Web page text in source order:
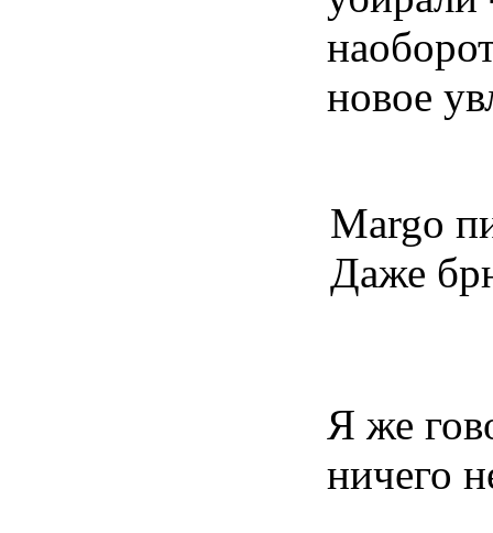
новое
Margo
Даже
Я же
ничего